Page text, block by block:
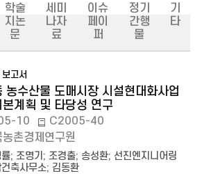
학술
지논
문
세미
나자
료
이슈
페이
퍼
정기
간행
물
기
타
보고서
농수산물 도매시장 시설현대화사업
본계획 및 타당성 연구
10
C2005-40
농촌경제연구원
; 조명기 ; 조경출; 송성환; 선진엔지니어링
축사무소; 김동환